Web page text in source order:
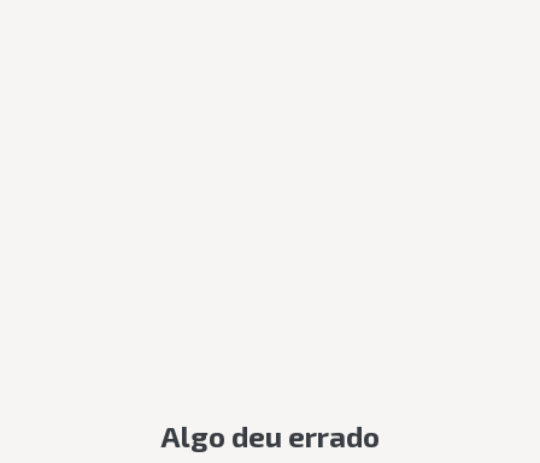
Algo deu errado